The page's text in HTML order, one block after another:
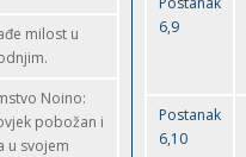
milost u
Noino:
pobožan i
u svojem
6,9
Postanak
6,10